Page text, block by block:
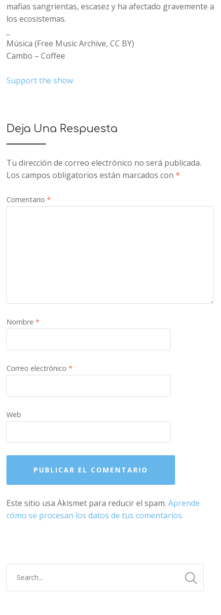
mafias sangrientas, escasez y ha afectado gravemente a
los ecosistemas.
Música (Free Music Archive, CC BY)
Cambo – Coffee
Support the show
Deja Una Respuesta
Tu dirección de correo electrónico no será publicada.
Los campos obligatorios están marcados con*
Comentario*
Nombre*
Correo electrónico*
Web
Este sitio usa Akismet para reducir el spam.Aprende
cómo se procesan los datos de tus comentarios.